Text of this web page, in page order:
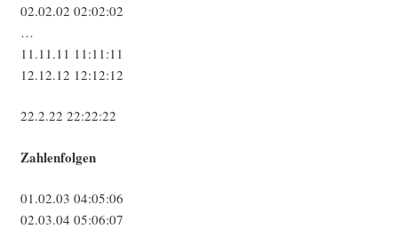
02.02.02 02:02:02
…
11.11.11 11:11:11
12.12.12 12:12:12
22.2.22 22:22:22
Zah­len­fol­gen
01.02.03 04:05:06
02.03.04 05:06:07